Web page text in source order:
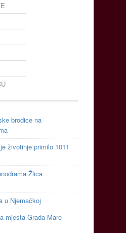
brodice na
životinje primilo 1011
Žlica
u Njemačkoj
mjesta Grada Mare